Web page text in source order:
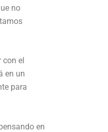
no
el
en un
para
en